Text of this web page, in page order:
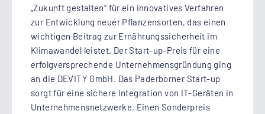
„Zukunft gestalten“ für ein innovatives Verfahren
zur Entwicklung neuer Pflanzensorten, das einen
wichtigen Beitrag zur Ernährungssicherheit im
Klimawandel leistet. Der Start-up-Preis für eine
erfolgversprechende Unternehmensgründung ging
an die DEVITY GmbH. Das Paderborner Start-up
sorgt für eine sichere Integration von IT-Geräten in
Unternehmensnetzwerke. Einen Sonderpreis